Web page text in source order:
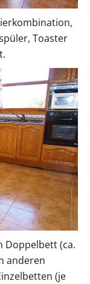
Toaster
Doppelbett (ca.
anderen
(je